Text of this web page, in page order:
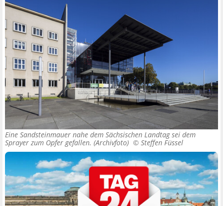
Eine Sandsteinmauer nahe dem Sächsischen Landtag sei dem
Sprayer zum Opfer gefallen. (Archivfoto) © Steffen Füssel